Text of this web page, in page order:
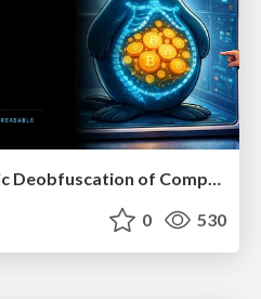
Breaking the Seal: Static Deobfuscation of Compiled V8 JavaScript Bytecode Malware
0 530